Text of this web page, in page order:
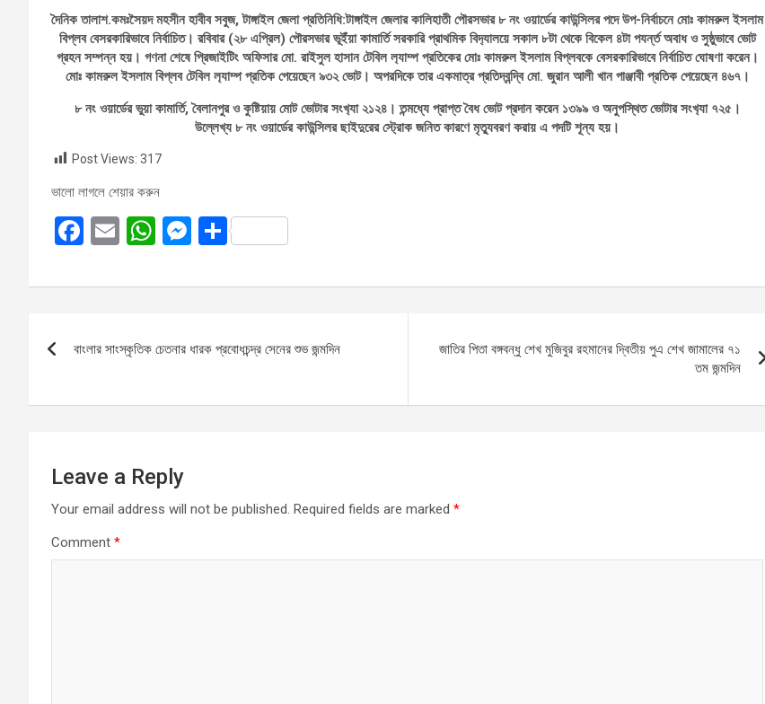
দৈনিক তালাশ.কমঃসৈয়দ মহসীন হাবীব সবুজ, টাঙ্গাইল জেলা প্রতিনিধি:টাঙ্গাইল জেলার কালিহাতী পৌরসভার ৮ নং ওয়ার্ডের কাউন্সিলর পদে উপ-নির্বাচনে মোঃ কামরুল ইসলাম
বিপ্লব বেসরকারিভাবে নির্বাচিত। রবিবার (২৮ এপ্রিল) পৌরসভার ভূইঁয়া কামার্তি সরকারি প্রাথমিক বিদ‍্যালয়ে সকাল ৮টা থেকে বিকেল ৪টা পযর্ন্ত অবাধ ও সুষ্ঠুভাবে ভোট
গ্রহন সম্পন্ন হয়। গণনা শেষে প্রিজাইটিং অফিসার মো. রাইসুল হাসান টেবিল ল‍্যাম্প প্রতিকের মোঃ কামরুল ইসলাম বিপ্লবকে বেসরকারিভাবে নির্বাচিত ঘোষণা করেন।
মোঃ কামরুল ইসলাম বিপ্লব টেবিল ল‍্যাম্প প্রতিক পেয়েছেন ৯৩২ ভোট। অপরদিকে তার একমাত্র প্রতিদ্বন্দ্বি মো. জুরান আলী খান পাঞ্জাবী প্রতিক পেয়েছেন ৪৬৭।
৮ নং ওয়ার্ডের ভুয়া কামার্তি, বৈলানপুর ও কুষ্টিয়ায় মোট ভোটার সংখ‍্যা ২১২৪। তন্মধ্যে প্রাপ্ত বৈধ ভোট প্রদান করেন ১৩৯৯ ও অনুপস্থিত ভোটার সংখ‍্যা ৭২৫।
উল্লেখ্য ৮ নং ওয়ার্ডের কাউন্সিলর ছাইদুরের স্ট্রোক জনিত কারণে মৃত্যুবরণ করায় এ পদটি শূন্য হয়।
Post Views: 317
ভালো লাগলে শেয়ার করুন
F
ce
o
k
E
ail
W
at
A
p
M
se
g
S
ar
navigation
বাংলার সাংস্কৃতিক চেতনার ধারক প্রবোধচন্দ্র সেনের শুভ জন্মদিন
জাতির পিতা বঙ্গবন্ধু শেখ মুজিবুর রহমানের দ্বিতীয় পুএ শেখ জামালের ৭১
তম জন্মদিন
Leave a Reply
Your email address will not be published. Required fields are marked *
Comment *